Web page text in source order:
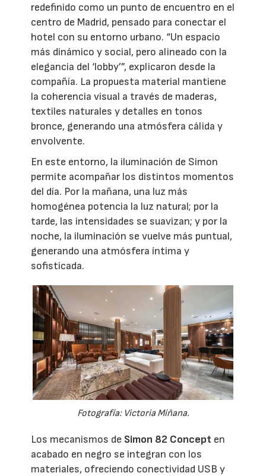
redefinido como un punto de encuentro en el
centro de Madrid, pensado para conectar el
hotel con su entorno urbano. “Un espacio
más dinámico y social, pero alineado con la
elegancia del ‘lobby’”, explicaron desde la
compañía. La propuesta material mantiene
la coherencia visual a través de maderas,
textiles naturales y detalles en tonos
bronce, generando una atmósfera cálida y
envolvente.
En este entorno, la iluminación de Simon
permite acompañar los distintos momentos
del día. Por la mañana, una luz más
homogénea potencia la luz natural; por la
tarde, las intensidades se suavizan; y por la
noche, la iluminación se vuelve más puntual,
generando una atmósfera íntima y
sofisticada.
Fotografía: Victoria Miñana.
Los mecanismos de Simon 82 Concept en
acabado en negro se integran con los
materiales, ofreciendo conectividad USB y